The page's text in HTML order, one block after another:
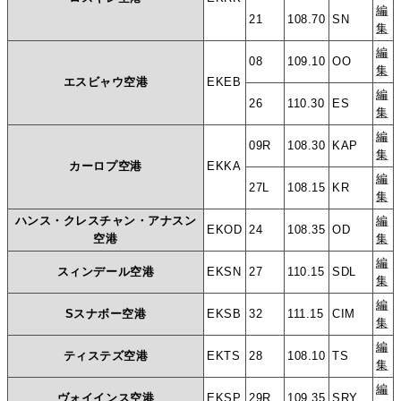
21
108.70 SN
編
集
エスビャウ空港 EKEB
08 109.10 OO
編
集
26 110.30 ES
編
集
カーロプ空港 EKKA
09R 108.30 KAP
編
集
27L 108.15 KR
編
集
ハンス・クレスチャン・アナスン
空港
EKOD 24 108.35 OD
編
集
スィンデール空港 EKSN 27 110.15 SDL
編
集
Sスナボー空港 EKSB 32 111.15 CIM
編
集
ティステズ空港 EKTS 28 108.10 TS
編
集
ヴォイインス空港 EKSP 29R 109.35 SRY
編